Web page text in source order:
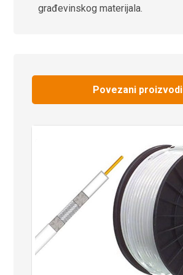
građevinskog materijala.
Povezani proizvodi